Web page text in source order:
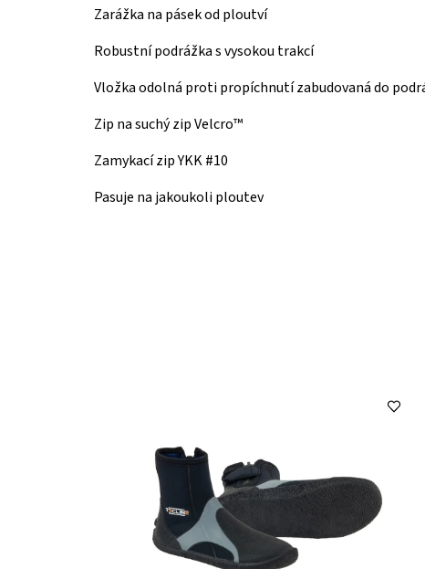
Zarážka na pásek od ploutví
Robustní podrážka s vysokou trakcí
Vložka odolná proti propíchnutí zabudovaná do
Zip na suchý zip Velcro™
Zamykací zip YKK #10
Pasuje na jakoukoli ploutev